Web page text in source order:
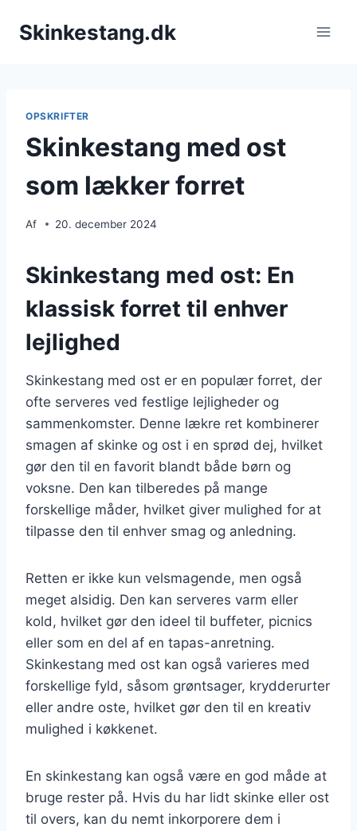
Skinkestang.dk
OPSKRIFTER
Skinkestang med ost
som lækker forret
Af 20. december 2024
Skinkestang med ost: En
klassisk forret til enhver
lejlighed
Skinkestang med ost er en populær forret, der
ofte serveres ved festlige lejligheder og
sammenkomster. Denne lækre ret kombinerer
smagen af skinke og ost i en sprød dej, hvilket
gør den til en favorit blandt både børn og
voksne. Den kan tilberedes på mange
forskellige måder, hvilket giver mulighed for at
tilpasse den til enhver smag og anledning.
Retten er ikke kun velsmagende, men også
meget alsidig. Den kan serveres varm eller
kold, hvilket gør den ideel til buffeter, picnics
eller som en del af en tapas-anretning.
Skinkestang med ost kan også varieres med
forskellige fyld, såsom grøntsager, krydderurter
eller andre oste, hvilket gør den til en kreativ
mulighed i køkkenet.
En skinkestang kan også være en god måde at
bruge rester på. Hvis du har lidt skinke eller ost
til overs, kan du nemt inkorporere dem i